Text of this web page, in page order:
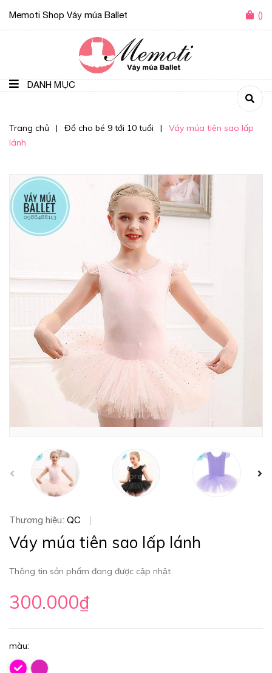
Memoti Shop Váy múa Ballet ()
DANH MỤC
Trang chủ | Đồ cho bé 9 tới 10 tuổi |
Váy múa tiên sao lấp
lánh
prev
Thương hiệu: QC
Váy múa tiên sao lấp lánh
Thông tin sản phẩm đang được cập nhật
300.000₫
màu: